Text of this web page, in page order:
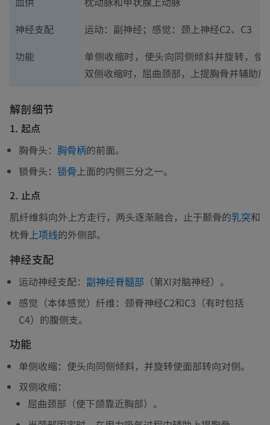
神经支配
运动：副神经；感觉：颈上神经C2、C3
功能
单侧收缩时，使头向同侧倾斜并旋转，使
双侧收缩时，屈曲颈部，上提胸骨并辅助
解剖细节
1. 起点
胸骨头： 胸骨柄的前面。
锁骨头： 锁骨上面的内侧三分之一。
2. 止点
肌纤维斜向外上方走行，两头逐渐融合，止于颞骨的乳突和
枕骨 上项线的外侧部。
神经支配
运动神经支配： 副神经脊髓部 （第XI对脑神经）。
感觉（本体感觉）纤维：颈脊神经C2和C3（有时包括
C4）的腹侧支。
功能
单侧收缩：使头向同侧倾斜，并旋转使面部转向对侧。
双侧收缩：
屈曲颈部（使下颌靠近胸部）。